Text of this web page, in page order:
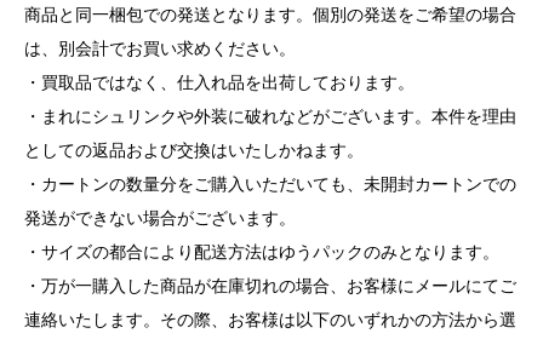
商品と同一梱包での発送となります。個別の発送をご希望の場合
は、別会計でお買い求めください。
・買取品ではなく、仕入れ品を出荷しております。
・まれにシュリンクや外装に破れなどがございます。本件を理由
としての返品および交換はいたしかねます。
・カートンの数量分をご購入いただいても、未開封カートンでの
発送ができない場合がございます。
・サイズの都合により配送方法はゆうパックのみとなります。
・万が一購入した商品が在庫切れの場合、お客様にメールにてご
連絡いたします。その際、お客様は以下のいずれかの方法から選